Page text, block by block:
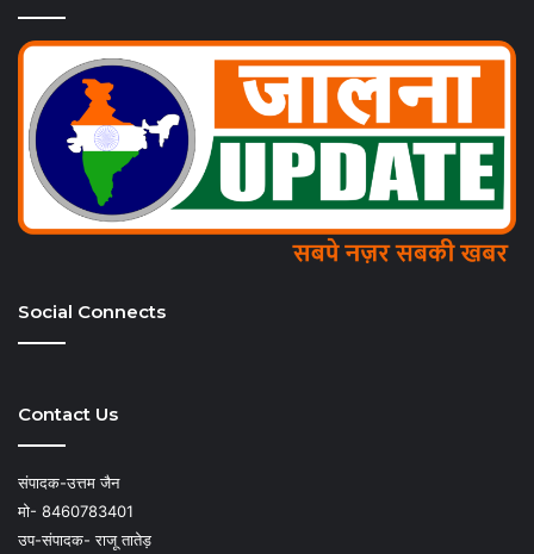
Social Connects
Contact Us
संपादक-उत्तम जैन
मो- 8460783401
उप-संपादक- राजू तातेड़